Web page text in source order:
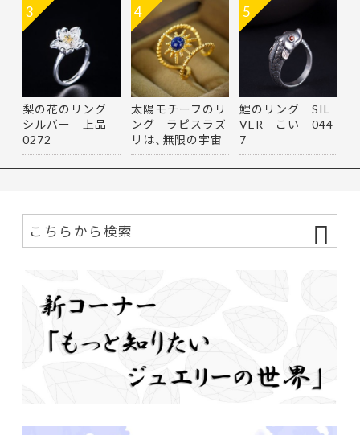
梨の花のリング
シルバー 上品
0272
3
太陽モチーフのリ
ング - ラピスラズ
リは、無限の宇宙
を思…
4
鯉のリング SIL
VER こい 044
7
5